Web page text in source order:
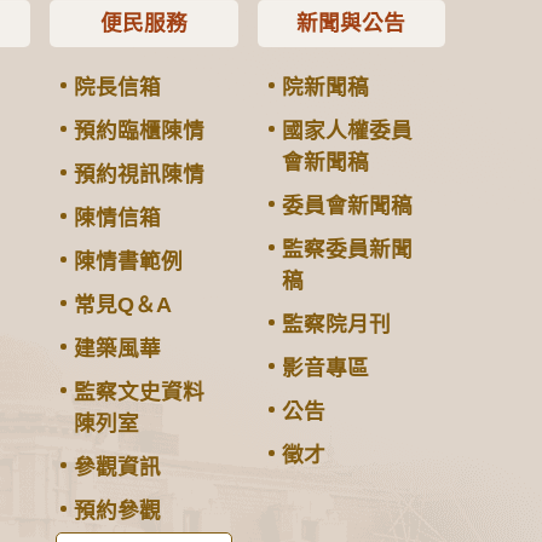
便民服務
院長信箱
預約臨櫃陳情
預約視訊陳情
陳情信箱
陳情書範例
常見Q＆A
建築風華
監察文史資料
陳列室
參觀資訊
預約參觀
新聞與公告
院新聞稿
國家人權委員
會新聞稿
委員會新聞稿
監察委員新聞
稿
監察院月刊
影音專區
公告
徵才